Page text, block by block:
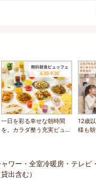
一日を彩る幸せな朝時間
を。カラダ整う充実ビュッ
12歳
様も朝
ワー・全室冷暖房・テレビ
出含む）